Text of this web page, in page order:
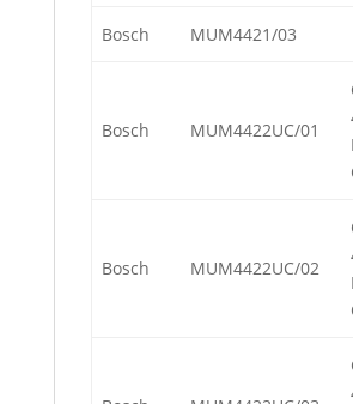
Bosch MUM4421/03
Bosch MUM4422UC/01
Bosch MUM4422UC/02